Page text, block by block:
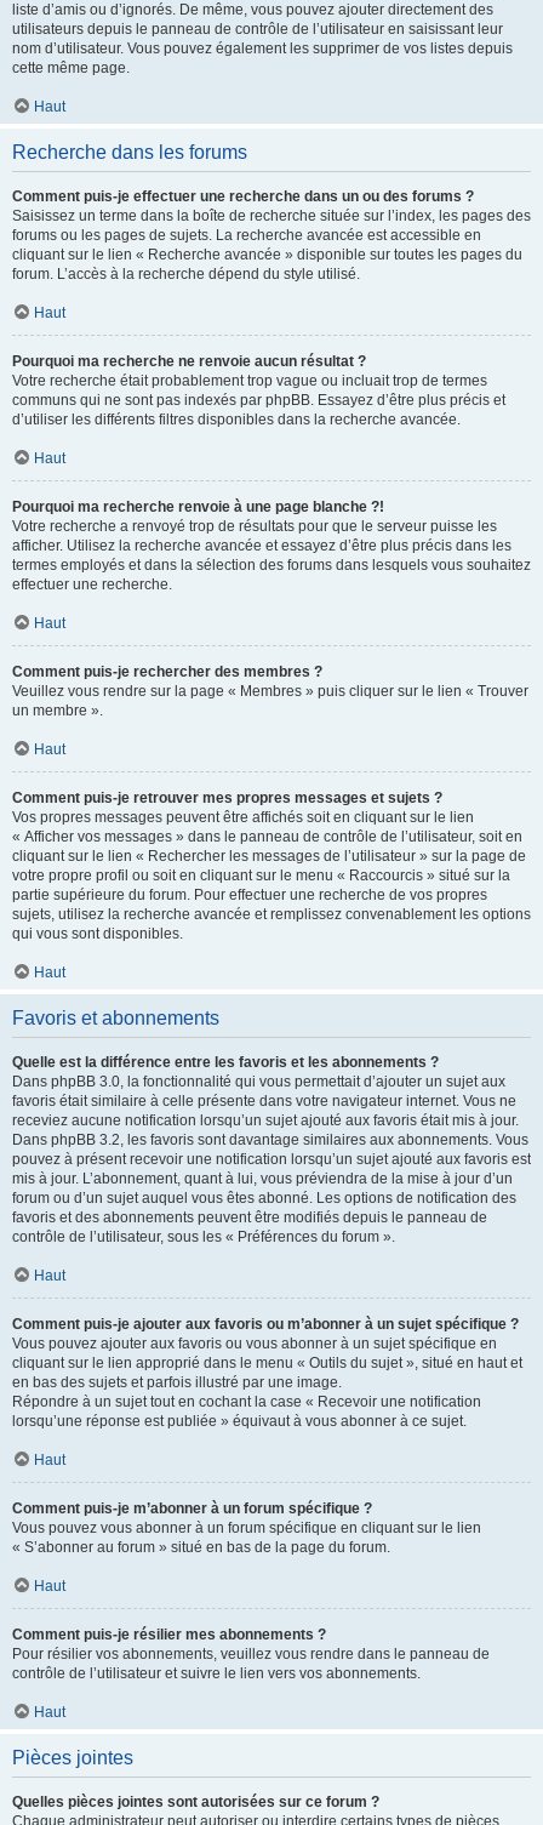
liste d’amis ou d’ignorés. De même, vous pouvez ajouter directement des
utilisateurs depuis le panneau de contrôle de l’utilisateur en saisissant leur
nom d’utilisateur. Vous pouvez également les supprimer de vos listes depuis
cette même page.
Haut
Recherche dans les forums
Comment puis-je effectuer une recherche dans un ou des forums ?
Saisissez un terme dans la boîte de recherche située sur l’index, les pages des
forums ou les pages de sujets. La recherche avancée est accessible en
cliquant sur le lien « Recherche avancée » disponible sur toutes les pages du
forum. L’accès à la recherche dépend du style utilisé.
Haut
Pourquoi ma recherche ne renvoie aucun résultat ?
Votre recherche était probablement trop vague ou incluait trop de termes
communs qui ne sont pas indexés par phpBB. Essayez d’être plus précis et
d’utiliser les différents filtres disponibles dans la recherche avancée.
Haut
Pourquoi ma recherche renvoie à une page blanche ?!
Votre recherche a renvoyé trop de résultats pour que le serveur puisse les
afficher. Utilisez la recherche avancée et essayez d’être plus précis dans les
termes employés et dans la sélection des forums dans lesquels vous souhaitez
effectuer une recherche.
Haut
Comment puis-je rechercher des membres ?
Veuillez vous rendre sur la page « Membres » puis cliquer sur le lien « Trouver
un membre ».
Haut
Comment puis-je retrouver mes propres messages et sujets ?
Vos propres messages peuvent être affichés soit en cliquant sur le lien
« Afficher vos messages » dans le panneau de contrôle de l’utilisateur, soit en
cliquant sur le lien « Rechercher les messages de l’utilisateur » sur la page de
votre propre profil ou soit en cliquant sur le menu « Raccourcis » situé sur la
partie supérieure du forum. Pour effectuer une recherche de vos propres
sujets, utilisez la recherche avancée et remplissez convenablement les options
qui vous sont disponibles.
Haut
Favoris et abonnements
Quelle est la différence entre les favoris et les abonnements ?
Dans phpBB 3.0, la fonctionnalité qui vous permettait d’ajouter un sujet aux
favoris était similaire à celle présente dans votre navigateur internet. Vous ne
receviez aucune notification lorsqu’un sujet ajouté aux favoris était mis à jour.
Dans phpBB 3.2, les favoris sont davantage similaires aux abonnements. Vous
pouvez à présent recevoir une notification lorsqu’un sujet ajouté aux favoris est
mis à jour. L’abonnement, quant à lui, vous préviendra de la mise à jour d’un
forum ou d’un sujet auquel vous êtes abonné. Les options de notification des
favoris et des abonnements peuvent être modifiés depuis le panneau de
contrôle de l’utilisateur, sous les « Préférences du forum ».
Haut
Comment puis-je ajouter aux favoris ou m’abonner à un sujet spécifique ?
Vous pouvez ajouter aux favoris ou vous abonner à un sujet spécifique en
cliquant sur le lien approprié dans le menu « Outils du sujet », situé en haut et
en bas des sujets et parfois illustré par une image.
Répondre à un sujet tout en cochant la case « Recevoir une notification
lorsqu’une réponse est publiée » équivaut à vous abonner à ce sujet.
Haut
Comment puis-je m’abonner à un forum spécifique ?
Vous pouvez vous abonner à un forum spécifique en cliquant sur le lien
« S’abonner au forum » situé en bas de la page du forum.
Haut
Comment puis-je résilier mes abonnements ?
Pour résilier vos abonnements, veuillez vous rendre dans le panneau de
contrôle de l’utilisateur et suivre le lien vers vos abonnements.
Haut
Pièces jointes
Quelles pièces jointes sont autorisées sur ce forum ?
Chaque administrateur peut autoriser ou interdire certains types de pièces